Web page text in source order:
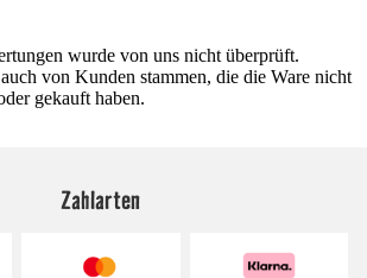
wurde von uns nicht überprüft.
von Kunden stammen, die die Ware nicht
gekauft haben.
Zahlarten